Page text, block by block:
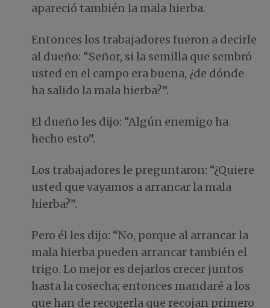
apareció también la mala hierba.
Entonces los trabajadores fueron a decirle
al dueño: “Señor, si la semilla que sembró
usted en el campo era buena, ¿de dónde
ha salido la mala hierba?”.
El dueño les dijo: “Algún enemigo ha
hecho esto”.
Los trabajadores le preguntaron: “¿Quiere
usted que vayamos a arrancar la mala
hierba?”.
Pero él les dijo: “No, porque al arrancar la
mala hierba pueden arrancar también el
trigo. Lo mejor es dejarlos crecer juntos
hasta la cosecha; entonces mandaré a los
que han de recogerla que recojan primero